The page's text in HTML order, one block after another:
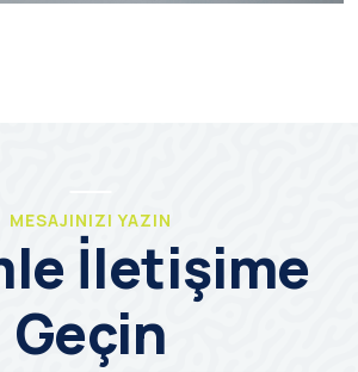
MESAJINIZI YAZIN
İletişime
Geçin